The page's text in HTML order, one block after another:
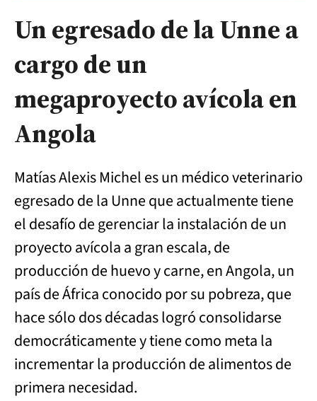
Un egresado de la Unne a
cargo de un
megaproyecto avícola en
Angola
Matías Alexis Michel es un médico veterinario
egresado de la Unne que actualmente tiene
el desafío de gerenciar la instalación de un
proyecto avícola a gran escala, de
producción de huevo y carne, en Angola, un
país de África conocido por su pobreza, que
hace sólo dos décadas logró consolidarse
democráticamente y tiene como meta la
incrementar la producción de alimentos de
primera necesidad.